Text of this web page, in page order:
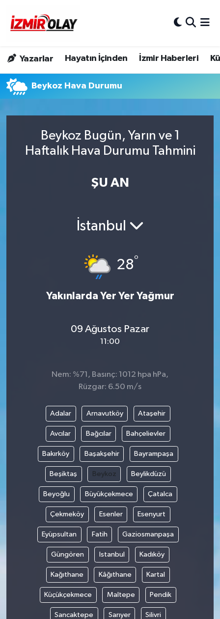
Yazarlar Hayatın İçinden İzmir Haberleri
Beykoz Hava Durumu
Beykoz Bugün, Yarın ve 1
Haftalık Hava Durumu Tahmini
ŞU AN
İstanbul
28°
Yakınlarda Yer Yer Yağmur
09 Ağustos Pazar
11:00
Nem: %71, Basınç: 1012 hpa hPa,
Rüzgar: 6.50 m/s
Adalar Arnavutköy Ataşehir
Avcılar Bağcılar Bahçelievler
Bakırköy Başakşehir Bayrampaşa
Beşiktaş Beykoz Beylikdüzü
Beyoğlu Büyükçekmece Çatalca
Çekmeköy Esenler Esenyurt
Eyüpsultan Fatih Gaziosmanpaşa
Güngören Istanbul Kadıköy
Kağıthane Kâğıthane Kartal
Küçükçekmece Maltepe Pendik
Sancaktepe Sarıyer Silivri
Konak Trafik Yoğunluk Haritası
Süper Lig Puan Durumu ve Fikstür
Son Dakika Haberleri